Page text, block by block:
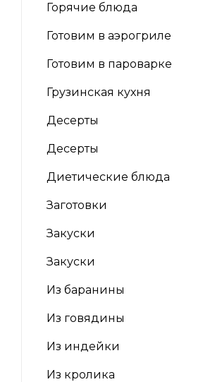
Горячие блюда
Готовим в аэрогриле
Готовим в пароварке
Грузинская кухня
Десерты
Десерты
Диетические блюда
Заготовки
Закуски
Закуски
Из баранины
Из говядины
Из индейки
Из кролика